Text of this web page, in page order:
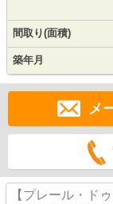
間取り(面積)
築年月
メ
【プレール・ド